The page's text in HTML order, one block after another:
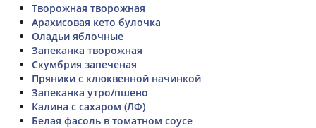
Творожная творожная
Арахисовая кето булочка
Оладьи яблочные
Запеканка творожная
Скумбрия запеченая
Пряники с клюквенной начинкой
Запеканка утро/пшено
Калина с сахаром (ЛФ)
Белая фасоль в томатном соусе